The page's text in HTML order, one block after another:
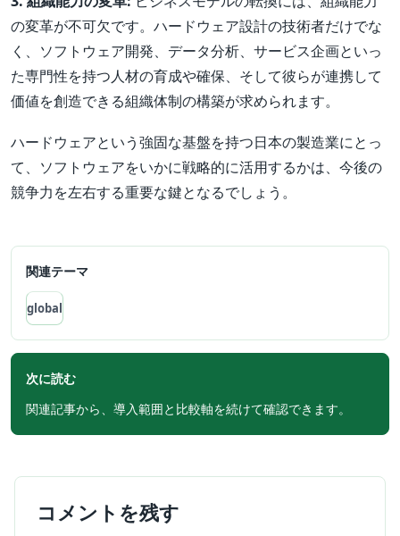
の変革が不可欠です。ハードウェア設計の技術者だけでな
く、ソフトウェア開発、データ分析、サービス企画といっ
た専門性を持つ人材の育成や確保、そして彼らが連携して
価値を創造できる組織体制の構築が求められます。
ハードウェアという強固な基盤を持つ日本の製造業にとっ
て、ソフトウェアをいかに戦略的に活用するかは、今後の
競争力を左右する重要な鍵となるでしょう。
関連テーマ
global
次に読む
関連記事から、導入範囲と比較軸を続けて確認できます。
コメントを残す